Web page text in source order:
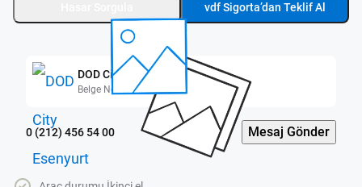
vdf Sigorta’dan Teklif Al
DOD City Esenyurt
Belge No: 3400448
0 (212) 456 54 00 Mesaj Gönder